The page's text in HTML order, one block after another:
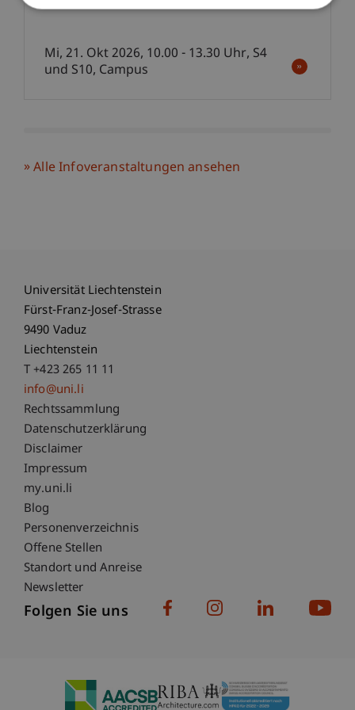
Mi, 21. Okt 2026, 10.00 - 13.30 Uhr, S4
und S10, Campus
Alle Infoveranstaltungen ansehen
Universität Liechtenstein
Fürst-Franz-Josef-Strasse
9490 Vaduz
Liechtenstein
T +423 265 11 11
info@uni.li
Fußzeile Rechtliche Hinweise
Rechtssammlung
Datenschutzerklärung
Disclaimer
Impressum
Fußzeile Subdomain-Verzeichnis
my.uni.li
Blog
Personenverzeichnis
Offene Stellen
Standort und Anreise
Newsletter
Folgen Sie uns